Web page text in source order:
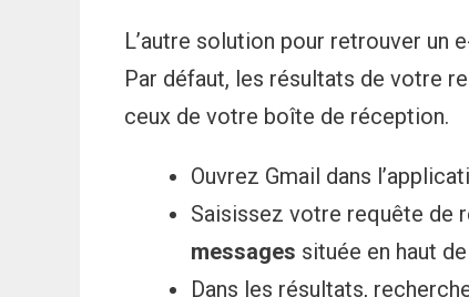
L’autre solution pour retrouver un
Par défaut, les résultats de votre
ceux de votre boîte de réception.
Ouvrez Gmail dans
Saisissez votre requête de
messages située en haut
Dans les résultats,